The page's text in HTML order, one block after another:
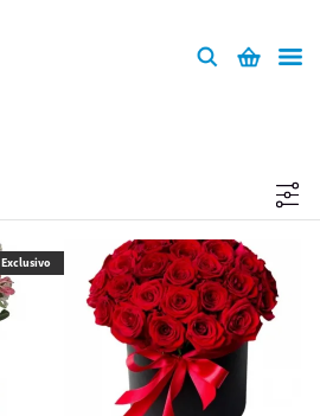
Exclusivo